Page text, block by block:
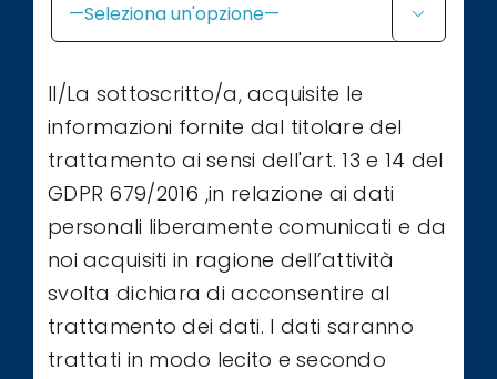

Il/La sottoscritto/a, acquisite le
informazioni fornite dal titolare del
trattamento ai sensi dell'art. 13 e 14 del
GDPR 679/2016 ,in relazione ai dati
personali liberamente comunicati e da
noi acquisiti in ragione dell’attività
svolta dichiara di acconsentire al
trattamento dei dati. I dati saranno
trattati in modo lecito e secondo